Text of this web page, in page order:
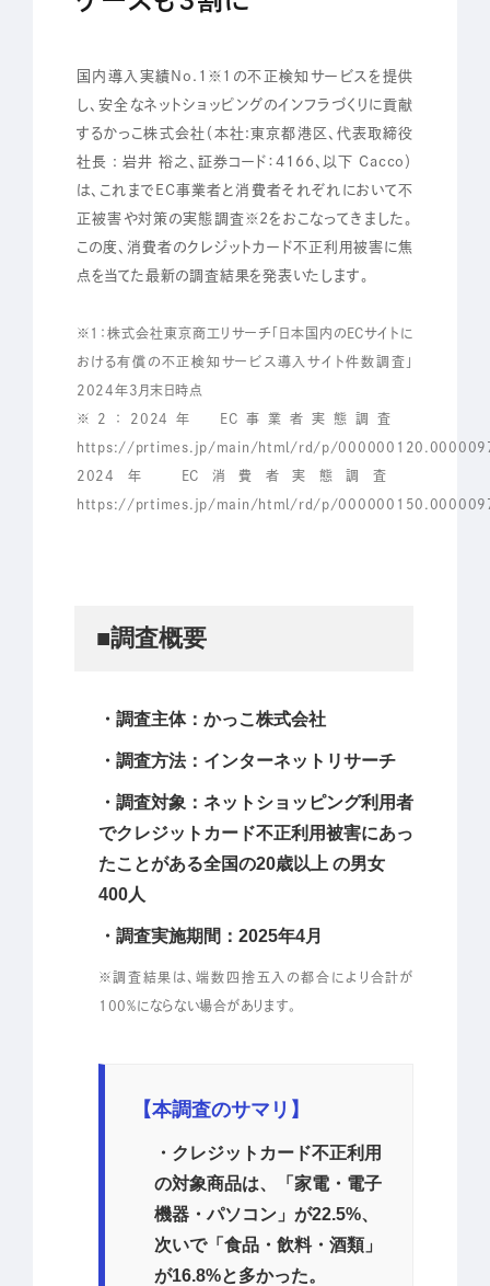
Sustainability
Recruit
国内導入実績No.1※1の不正検知サービスを提供
し、安全なネットショッピングのインフラづくりに貢献
するかっこ株式会社（本社:東京都港区、代表取締役
社長 : 岩井 裕之、証券コード：4166、以下 Cacco）
は、これまでEC事業者と消費者それぞれにおいて不
正被害や対策の実態調査※2をおこなってきました。
この度、消費者のクレジットカード不正利用被害に焦
点を当てた最新の調査結果を発表いたします。
※1：株式会社東京商工リサーチ「日本国内のECサイトに
おける有償の不正検知サービス導入サイト件数調査」
2024年3月末日時点
※2：2024年 EC事業者実態調査
https://prtimes.jp/main/html/rd/p/
2024年 EC消費者実態調査
https://prtimes.jp/main/html/rd/p/
■調査概要
・調査主体：かっこ株式会社
・調査方法：インターネットリサーチ
・調査対象：ネットショッピング利用者
でクレジットカード不正利用被害にあっ
たことがある全国の20歳以上 の男女
400人
・調査実施期間：2025年4月
※調査結果は、端数四捨五入の都合により合計が
100％にならない場合があります。
【本調査のサマリ】
・クレジットカード不正利用
の対象商品は、「家電・電子
機器・パソコン」が22.5%、
次いで「食品・飲料・酒類」
が16.8%と多かった。